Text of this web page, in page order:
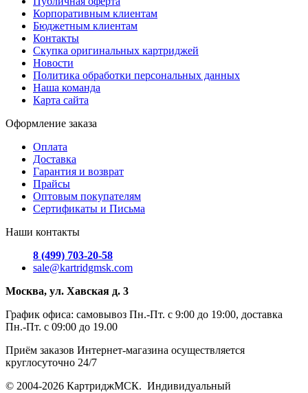
Корпоративным клиентам
Бюджетным клиентам
Контакты
Скупка оригинальных картриджей
Новости
Политика обработки персональных данных
Наша команда
Карта сайта
Оформление заказа
Оплата
Доставка
Гарантия и возврат
Прайсы
Оптовым покупателям
Сертификаты и Письма
Наши контакты
8 (499) 703-20-58
sale@kartridgmsk.com
Москва, ул. Хавская д. 3
График офиса: самовывоз Пн.-Пт. с 9:00 до 19:00, доставка
Пн.-Пт. с 09:00 до 19.00
Приём заказов Интернет-магазина осуществляется
круглосуточно 24/7
© 2004-2026 КартриджМСК. Индивидуальный